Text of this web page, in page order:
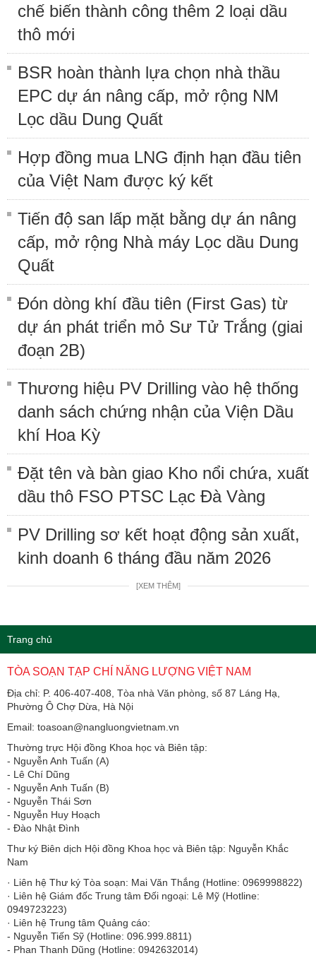
chế biến thành công thêm 2 loại dầu
thô mới
BSR hoàn thành lựa chọn nhà thầu
EPC dự án nâng cấp, mở rộng NM
Lọc dầu Dung Quất
Hợp đồng mua LNG định hạn đầu tiên
của Việt Nam được ký kết
Tiến độ san lấp mặt bằng dự án nâng
cấp, mở rộng Nhà máy Lọc dầu Dung
Quất
Đón dòng khí đầu tiên (First Gas) từ
dự án phát triển mỏ Sư Tử Trắng (giai
đoạn 2B)
Thương hiệu PV Drilling vào hệ thống
danh sách chứng nhận của Viện Dầu
khí Hoa Kỳ
Đặt tên và bàn giao Kho nổi chứa, xuất
dầu thô FSO PTSC Lạc Đà Vàng
PV Drilling sơ kết hoạt động sản xuất,
kinh doanh 6 tháng đầu năm 2026
[XEM THÊM]
Trang chủ
TÒA SOẠN TẠP CHÍ NĂNG LƯỢNG VIỆT NAM
Địa chỉ: P. 406-407-408, Tòa nhà Văn phòng, số 87 Láng Hạ,
Phường Ô Chợ Dừa, Hà Nội
Email: toasoan@nangluongvietnam.vn
Thường trực Hội đồng Khoa học và Biên tập:
​​​​​​- Nguyễn Anh Tuấn (A)
- Lê Chí Dũng
- Nguyễn Anh Tuấn (B)
- Nguyễn Thái Sơn
- Nguyễn Huy Hoạch
- Đào Nhật Đình
Thư ký Biên dịch Hội đồng Khoa học và Biên tập: Nguyễn Khắc
Nam
· Liên hệ Thư ký Tòa soạn: Mai Văn Thắng (Hotline: 0969998822)
· Liên hệ Giám đốc Trung tâm Đối ngoại: Lê Mỹ (Hotline:
0949723223)
· Liên hệ Trung tâm Quảng cáo:
- Nguyễn Tiến Sỹ (Hotline: 096.999.8811)
- Phan Thanh Dũng (Hotline: 0942632014)